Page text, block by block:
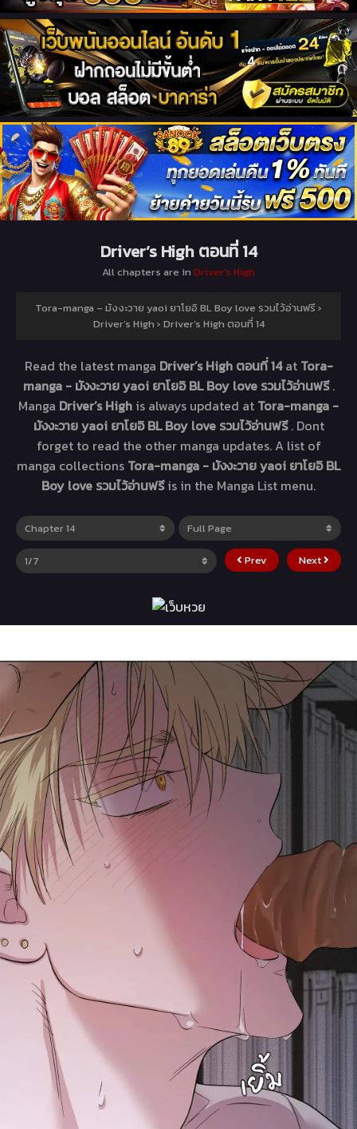
Driver’s High ตอนที่ 14
All chapters are in Driver’s High
Tora-manga – มังงะวาย yaoi ยาโยอิ BL Boy love รวมไว้อ่านฟรี ›
Driver’s High › Driver’s High ตอนที่ 14
Read the latest manga Driver’s High ตอนที่ 14at Tora-
manga - มังงะวาย yaoi ยาโยอิ BL Boy love รวมไว้อ่านฟรี.
Manga Driver’s High is always updated at Tora-manga -
มังงะวาย yaoi ยาโยอิ BL Boy love รวมไว้อ่านฟรี. Dont
forget to read the other manga updates. A list of
manga collections Tora-manga - มังงะวาย yaoi ยาโยอิ BL
Boy love รวมไว้อ่านฟรีis in the Manga List menu.
Prev Next